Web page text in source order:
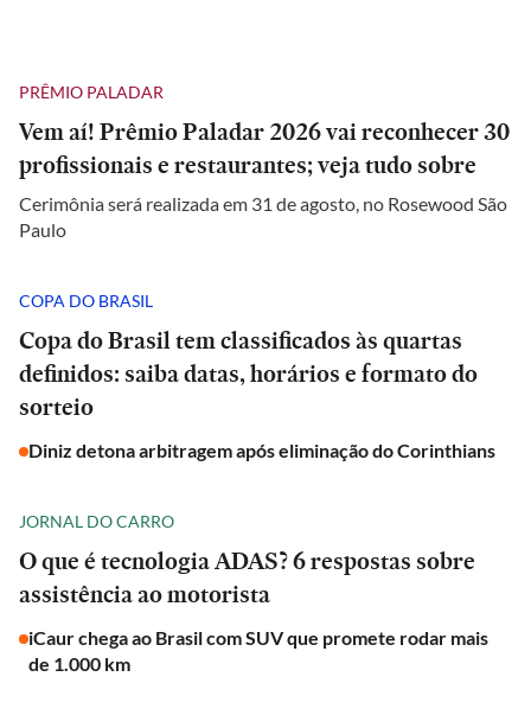
PRÊMIO PALADAR
Vem aí! Prêmio Paladar 2026 vai reconhecer 30
profissionais e restaurantes; veja tudo sobre
Cerimônia será realizada em 31 de agosto, no Rosewood São
Paulo
COPA DO BRASIL
Copa do Brasil tem classificados às quartas
definidos: saiba datas, horários e formato do
sorteio
Diniz detona arbitragem após eliminação do Corinthians
JORNAL DO CARRO
O que é tecnologia ADAS? 6 respostas sobre
assistência ao motorista
iCaur chega ao Brasil com SUV que promete rodar mais
de 1.000 km